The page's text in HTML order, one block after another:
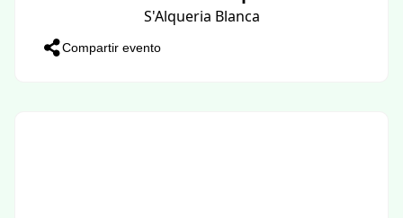
S'Alqueria Blanca
Compartir evento